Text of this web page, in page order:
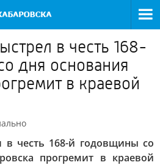
в честь 168-
дня основания
в краевой
в честь 168-й годовщины со
прогремит в краевой